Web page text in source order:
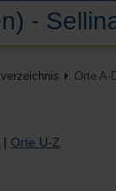
-
Orte A-
Orte U-Z